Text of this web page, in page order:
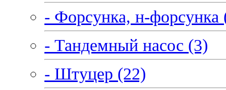
- Форсунка, н-форсунка
- Тандемный насос (3)
- Штуцер (22)